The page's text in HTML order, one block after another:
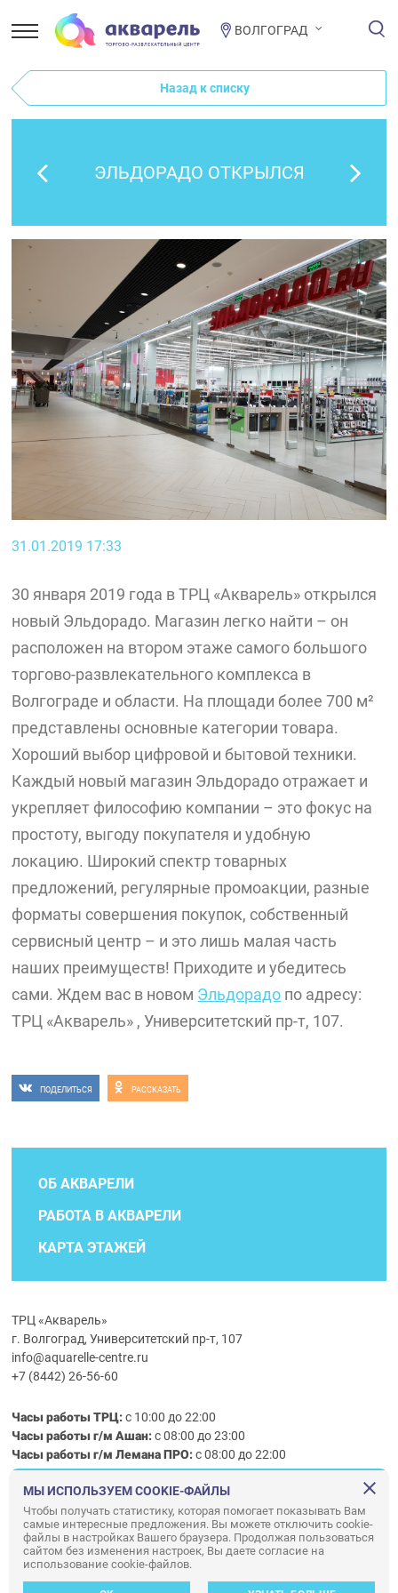
ВОЛГОГРАД
Назад к списку
ЭЛЬДОРАДО ОТКРЫЛСЯ
31.01.2019 17:33
30 января 2019 года в ТРЦ «Акварель» открылся
новый Эльдорадо. Магазин легко найти – он
расположен на втором этаже самого большого
торгово-развлекательного комплекса в
Волгограде и области. На площади более 700 м²
представлены основные категории товара.
Хороший выбор цифровой и бытовой техники.
Каждый новый магазин Эльдорадо отражает и
укрепляет философию компании – это фокус на
простоту, выгоду покупателя и удобную
локацию. Широкий спектр товарных
предложений, регулярные промоакции, разные
форматы совершения покупок, собственный
сервисный центр – и это лишь малая часть
наших преимуществ! Приходите и убедитесь
сами. Ждем вас в новом Эльдорадо по адресу:
ТРЦ «Акварель» , Университетский пр-т, 107.
ПОДЕЛИТЬСЯ РАССКАЗАТЬ
ОБ АКВАРЕЛИ
РАБОТА В АКВАРЕЛИ
КАРТА ЭТАЖЕЙ
ТРЦ «Акварель»
г. Волгоград, Университетский пр-т, 107
info@aquarelle-centre.ru
+7 (8442) 26-56-60
Часы работы ТРЦ:с 10:00 до 22:00
Часы работы г/м Ашан:с 08:00 до 23:00
Часы работыг/мЛемана ПРО:с 08:00 до 22:00
Правила посещения ТРЦ «Акварель»
ООО «АКВАРЕЛЬ»
© ООО «Акварель» 2010–2026. All right reserved.
Дизайн концепция сайта —
Адаптивный дизайн и программирование —34 ВЕБ
МЫ ИСПОЛЬЗУЕМ COOKIE-ФАЙЛЫ
Чтобы получать статистику, которая помогает показывать Вам
самые интересные предложения. Вы можете отключить cookie-
файлы в настройках Вашего браузера. Продолжая пользоваться
сайтом без изменения настроек, Вы даете согласие на
использование cookie-файлов.